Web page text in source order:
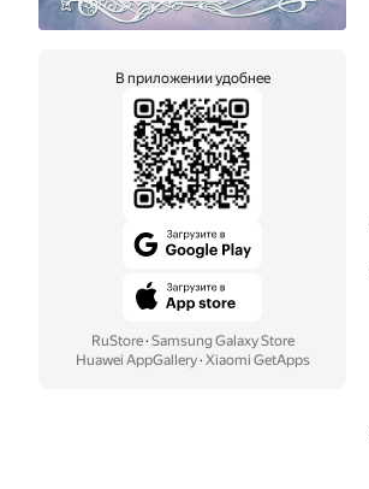
В приложении удобнее
RuStore· Samsung Galaxy Store
Huawei AppGallery· Xiaomi GetApps